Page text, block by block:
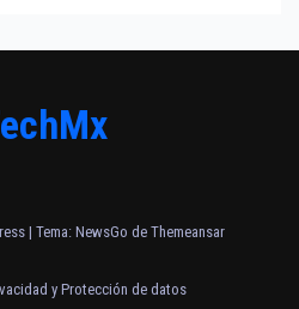
| Tema: NewsGo de Themeansar
y Protección de datos